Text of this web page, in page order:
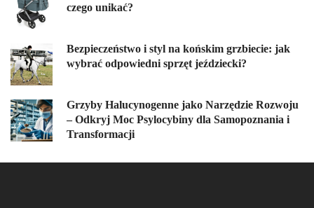
czego unikać?
Bezpieczeństwo i styl na końskim grzbiecie: jak
wybrać odpowiedni sprzęt jeździecki?
Grzyby Halucynogenne jako Narzędzie Rozwoju
– Odkryj Moc Psylocybiny dla Samopoznania i
Transformacji